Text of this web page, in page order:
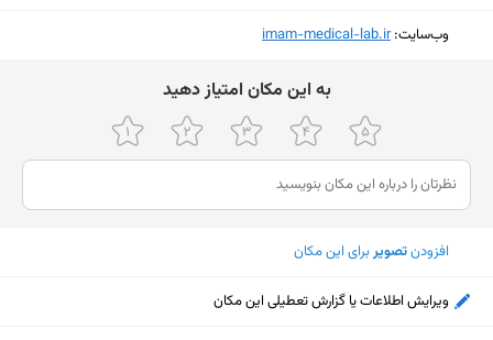
۷:۳۰ تا ۱۳ - ۱۵ تا ۲۳
یکشنبه
۷:۳۰ تا ۱۳ - ۱۵ تا ۲۳
دوشنبه
۷:۳۰ تا ۱۳ - ۱۵ تا ۲۳
سه‌شنبه
وب‌سایت:‎imam-medical-lab.ir
ﺑﻪ اﯾﻦ ﻣﮑﺎن اﻣﺘﯿﺎز دﻫﯿﺪ
افزودنتصویربرای این مکان
ویرایش اطلاعات یا گزارش تعطیلی این مکان